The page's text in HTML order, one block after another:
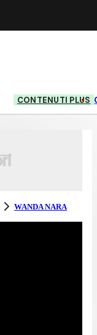
CONTENUTI PLUS
WANDA NARA